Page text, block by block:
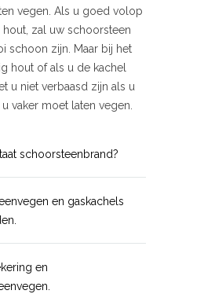
vegen. Als u goed volop
zal uw schoorsteen
schoon zijn. Maar bij het
hout of als u de kachel
u niet verbaasd zijn als u
vaker moet laten vegen.
schoorsteenbrand?
en gaskachels
en